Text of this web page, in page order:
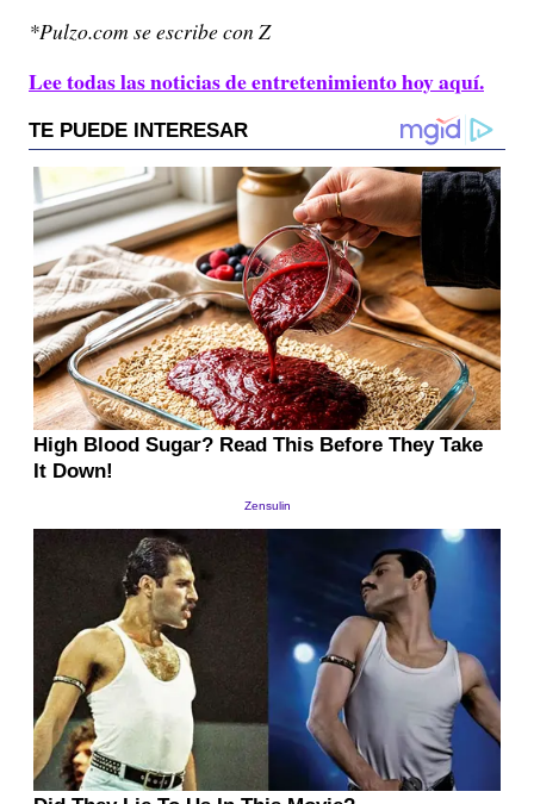
*Pulzo.com se escribe con Z
Lee todas las noticias de entretenimiento hoy aquí.